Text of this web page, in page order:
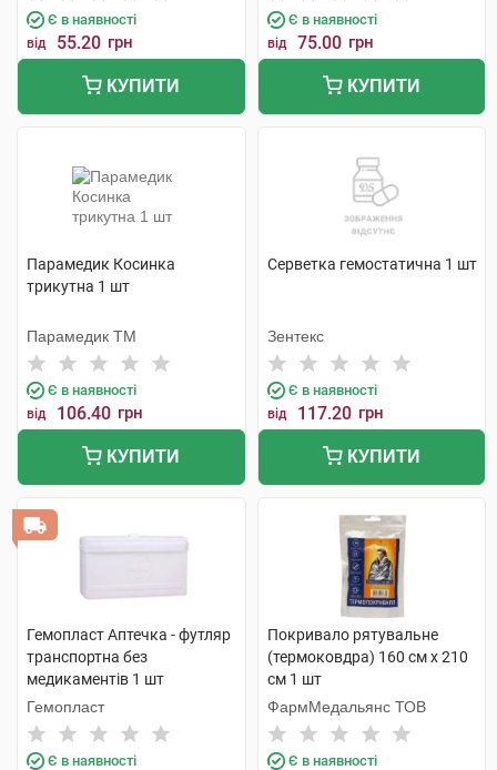
Є в наявності
від 55.20 грн
КУПИТИ
Є в наявності
від 75.00 грн
КУПИТИ
Парамедик Косинка
трикутна 1 шт
Парамедик ТМ
Є в наявності
від 106.40 грн
КУПИТИ
Серветка гемостатична 1 шт
Зентекс
Є в наявності
від 117.20 грн
КУПИТИ
Гемопласт Аптечка - футляр
транспортна без
медикаментів 1 шт
Гемопласт
Є в наявності
Покривало рятувальне
(термоковдра) 160 см х 210
см 1 шт
ФармМедальянс ТОВ
Є в наявності